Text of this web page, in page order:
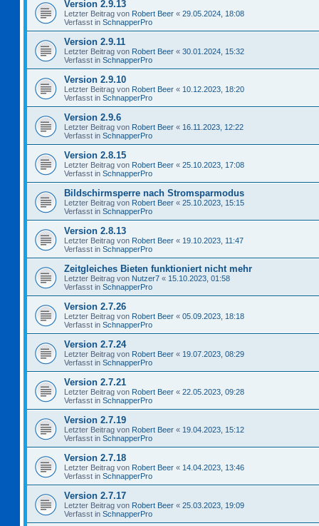
Version 2.9.13
Letzter Beitrag von Robert Beer « 29.05.2024, 18:08
Verfasst in SchnapperPro
Version 2.9.11
Letzter Beitrag von Robert Beer « 30.01.2024, 15:32
Verfasst in SchnapperPro
Version 2.9.10
Letzter Beitrag von Robert Beer « 10.12.2023, 18:20
Verfasst in SchnapperPro
Version 2.9.6
Letzter Beitrag von Robert Beer « 16.11.2023, 12:22
Verfasst in SchnapperPro
Version 2.8.15
Letzter Beitrag von Robert Beer « 25.10.2023, 17:08
Verfasst in SchnapperPro
Bildschirmsperre nach Stromsparmodus
Letzter Beitrag von Robert Beer « 25.10.2023, 15:15
Verfasst in SchnapperPro
Version 2.8.13
Letzter Beitrag von Robert Beer « 19.10.2023, 11:47
Verfasst in SchnapperPro
Zeitgleiches Bieten funktioniert nicht mehr
Letzter Beitrag von Nutzer7 « 15.10.2023, 01:58
Verfasst in SchnapperPro
Version 2.7.26
Letzter Beitrag von Robert Beer « 05.09.2023, 18:18
Verfasst in SchnapperPro
Version 2.7.24
Letzter Beitrag von Robert Beer « 19.07.2023, 08:29
Verfasst in SchnapperPro
Version 2.7.21
Letzter Beitrag von Robert Beer « 22.05.2023, 09:28
Verfasst in SchnapperPro
Version 2.7.19
Letzter Beitrag von Robert Beer « 19.04.2023, 15:12
Verfasst in SchnapperPro
Version 2.7.18
Letzter Beitrag von Robert Beer « 14.04.2023, 13:46
Verfasst in SchnapperPro
Version 2.7.17
Letzter Beitrag von Robert Beer « 25.03.2023, 19:09
Verfasst in SchnapperPro